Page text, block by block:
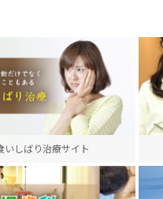
いしばり治療サイト